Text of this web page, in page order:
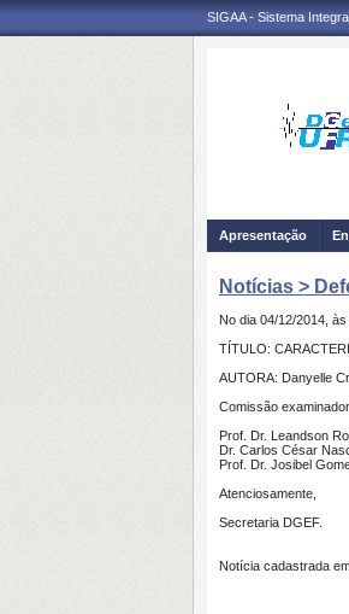
SIGAA - Sistema
Apresentação
Notícias >
No dia 04/12/2014,
TÍTULO:
AUTORA: Danyelle
Comissão
Prof. Dr. Leandson
Dr. Carlos César
Prof. Dr. Josibel
Atenciosamente,
Secretaria DGEF.
Notícia cadastrada